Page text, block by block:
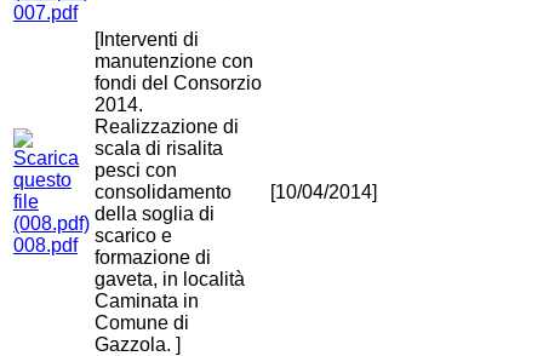
007.pdf
008.pdf
[Interventi di
manutenzione con
fondi del Consorzio
2014.
Realizzazione di
scala di risalita
pesci con
consolidamento
della soglia di
scarico e
formazione di
gaveta, in località
Caminata in
Comune di
Gazzola. ]
[10/04/2014]